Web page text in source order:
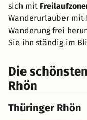
sich mit
Wanderurlauber mit
Wanderung frei
Sie ihn ständig im
Die
Rhön
Thüringer Rhön